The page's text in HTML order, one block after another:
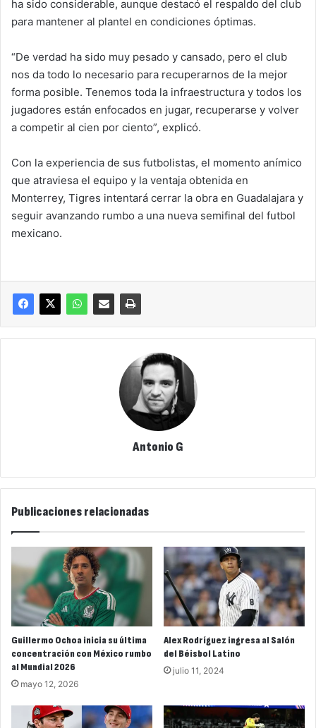
ha sido considerable, aunque destacó el respaldo del club
para mantener al plantel en condiciones óptimas.
“De verdad ha sido muy pesado y cansado, pero el club
nos da todo lo necesario para recuperarnos de la mejor
forma posible. Tenemos toda la infraestructura y todos los
jugadores están enfocados en jugar, recuperarse y volver
a competir al cien por ciento”, explicó.
Con la experiencia de sus futbolistas, el momento anímico
que atraviesa el equipo y la ventaja obtenida en
Monterrey, Tigres intentará cerrar la obra en Guadalajara y
seguir avanzando rumbo a una nueva semifinal del futbol
mexicano.
Antonio G
Publicaciones relacionadas
Guillermo Ochoa inicia su última
concentración con México rumbo
al Mundial 2026
mayo 12, 2026
Alex Rodríguez ingresa al Salón
del Béisbol Latino
julio 11, 2024